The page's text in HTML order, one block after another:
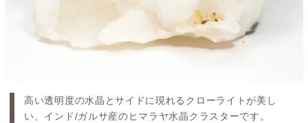
高い透明度の水晶とサイドに現れるクローライトが美し
い、インド/ガルサ産のヒマラヤ水晶クラスターです。